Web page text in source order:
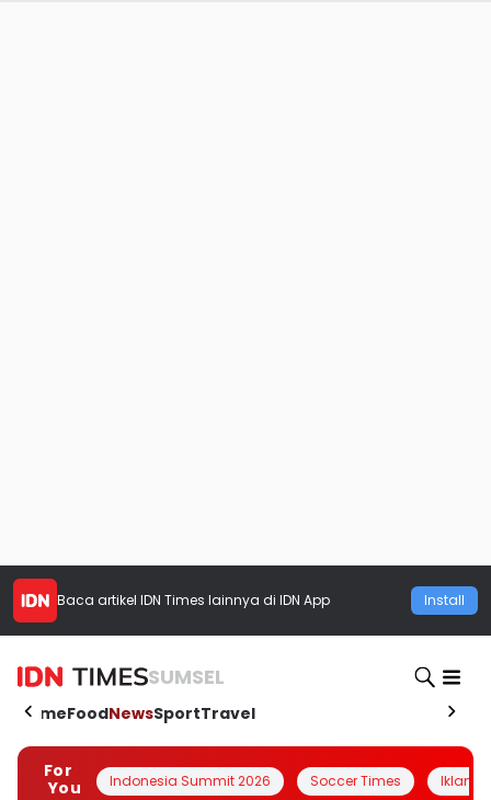
Baca artikel IDN Times lainnya di IDN App Install
SUMSEL
HomeFoodNewsSportTravel
For
You
Indonesia Summit 2026 Soccer Times Iklanin